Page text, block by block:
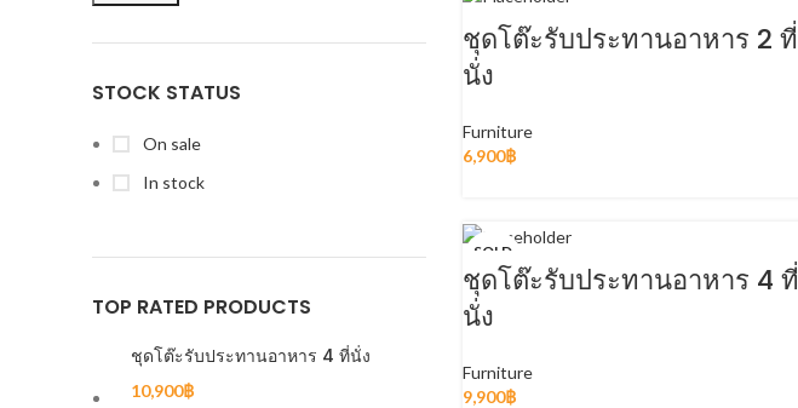
STOCK STATUS
On sale
In stock
TOP RATED PRODUCTS
ชุดโต๊ะรับประทานอาหาร 4 ที่นั่ง
10,900฿
ชุดโต๊ะรับประทานอาหาร 2 ที่
นั่ง
Furniture
6,900฿
SOLD
OUT
ชุดโต๊ะรับประทานอาหาร 4 ที่
นั่ง
Furniture
9,900฿